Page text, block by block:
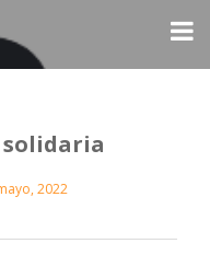
2022